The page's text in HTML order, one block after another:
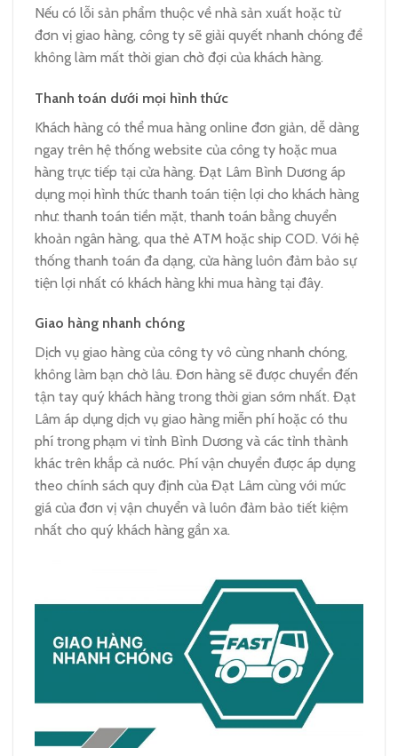
Nếu có lỗi sản phẩm thuộc về nhà sản xuất hoặc từ
đơn vị giao hàng, công ty sẽ giải quyết nhanh chóng để
không làm mất thời gian chờ đợi của khách hàng.
Thanh toán dưới mọi hình thức
Khách hàng có thể mua hàng online đơn giản, dễ dàng
ngay trên hệ thống website của công ty hoặc mua
hàng trực tiếp tại cửa hàng. Đạt Lâm Bình Dương áp
dụng mọi hình thức thanh toán tiện lợi cho khách hàng
như: thanh toán tiền mặt, thanh toán bằng chuyển
khoản ngân hàng, qua thẻ ATM hoặc ship COD. Với hệ
thống thanh toán đa dạng, cửa hàng luôn đảm bảo sự
tiện lợi nhất có khách hàng khi mua hàng tại đây.
Giao hàng nhanh chóng
Dịch vụ giao hàng của công ty vô cùng nhanh chóng,
không làm bạn chờ lâu. Đơn hàng sẽ được chuyển đến
tận tay quý khách hàng trong thời gian sớm nhất. Đạt
Lâm áp dụng dịch vụ giao hàng miễn phí hoặc có thu
phí trong phạm vi tỉnh Bình Dương và các tỉnh thành
khác trên khắp cả nước. Phí vận chuyển được áp dụng
theo chính sách quy định của Đạt Lâm cùng với mức
giá của đơn vị vận chuyển và luôn đảm bảo tiết kiệm
nhất cho quý khách hàng gần xa.